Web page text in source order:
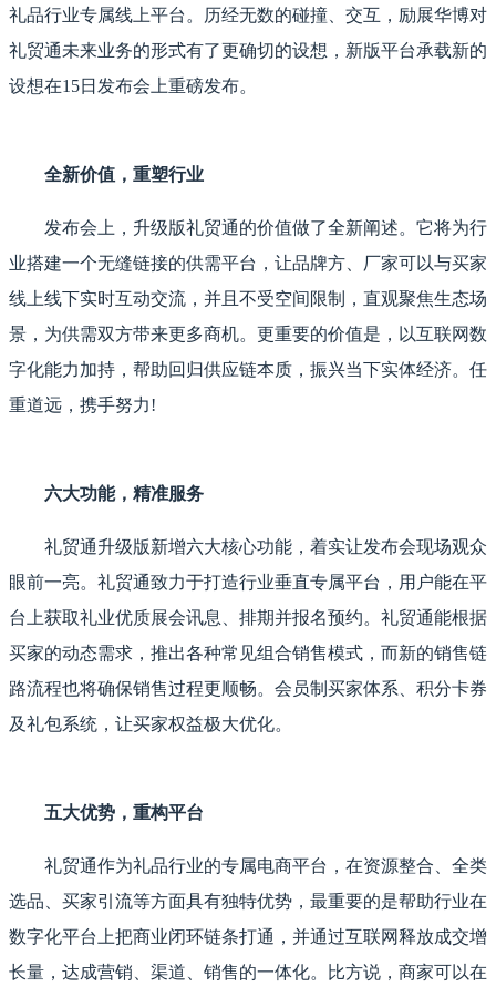
礼品行业专属线上平台。历经无数的碰撞、交互，励展华博对
礼贸通未来业务的形式有了更确切的设想，新版平台承载新的
设想在15日发布会上重磅发布。
全新价值，重塑行业
发布会上，升级版礼贸通的价值做了全新阐述。它将为行
业搭建一个无缝链接的供需平台，让品牌方、厂家可以与买家
线上线下实时互动交流，并且不受空间限制，直观聚焦生态场
景，为供需双方带来更多商机。更重要的价值是，以互联网数
字化能力加持，帮助回归供应链本质，振兴当下实体经济。任
重道远，携手努力!
六大功能，精准服务
礼贸通升级版新增六大核心功能，着实让发布会现场观众
眼前一亮。礼贸通致力于打造行业垂直专属平台，用户能在平
台上获取礼业优质展会讯息、排期并报名预约。礼贸通能根据
买家的动态需求，推出各种常见组合销售模式，而新的销售链
路流程也将确保销售过程更顺畅。会员制买家体系、积分卡券
及礼包系统，让买家权益极大优化。
五大优势，重构平台
礼贸通作为礼品行业的专属电商平台，在资源整合、全类
选品、买家引流等方面具有独特优势，最重要的是帮助行业在
数字化平台上把商业闭环链条打通，并通过互联网释放成交增
长量，达成营销、渠道、销售的一体化。比方说，商家可以在